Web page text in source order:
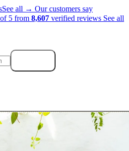
See all → Our customers say
5 from 8,607 verified reviews See all